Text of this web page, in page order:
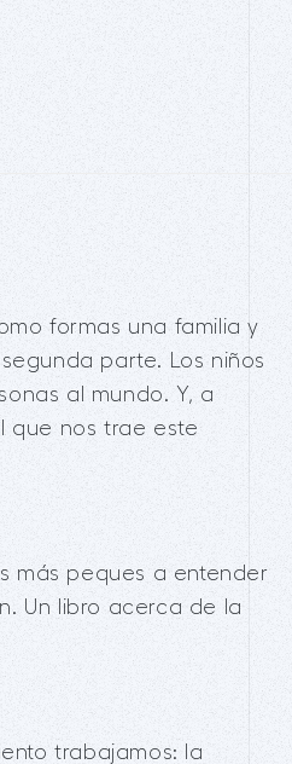
formas una familia y
parte. Los niños
al mundo. Y, a
que nos trae este
más peques a entender
Un libro acerca de la
trabajamos: la